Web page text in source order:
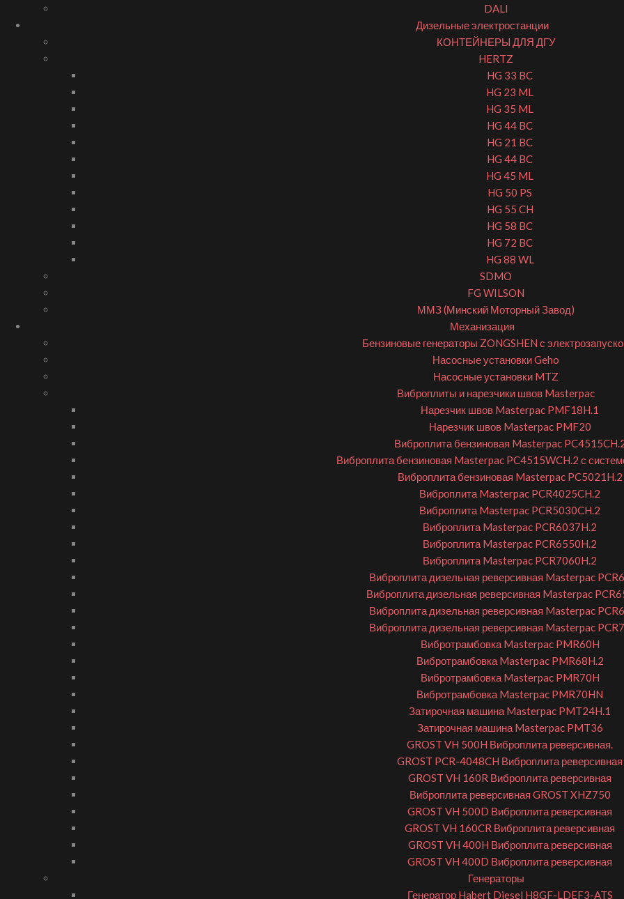
DALI
Дизельные электростанции
КОНТЕЙНЕРЫ ДЛЯ ДГУ
HERTZ
HG 33 BC
HG 23 ML
HG 35 ML
HG 44 BC
HG 21 BC
HG 44 BC
HG 45 ML
HG 50 PS
HG 55 CH
HG 58 BC
HG 72 BC
HG 88 WL
SDMO
FG WILSON
ММЗ (Минский Моторный Завод)
Механизация
Бензиновые генераторы ZONGSHEN с
Насосные установки Geho
Насосные установки MTZ
Виброплиты и нарезчики швов Masterpac
Нарезчик швов Masterpac PMF18H.1
Нарезчик швов Masterpac PMF20
Виброплита бензиновая Masterpac
Виброплита бензиновая Masterpac PC4515WCH.2 с
Виброплита бензиновая Masterpac PC5021H.2
Виброплита Masterpac PCR4025CH.2
Виброплита Masterpac PCR5030CH.2
Виброплита Masterpac PCR6037H.2
Виброплита Masterpac PCR6550H.2
Виброплита Masterpac PCR7060H.2
Виброплита дизельная реверсивная Masterpac
Виброплита дизельная реверсивная Masterpac
Виброплита дизельная реверсивная Masterpac
Виброплита дизельная реверсивная Masterpac
Вибротрамбовка Masterpac PMR60H
Вибротрамбовка Masterpac PMR68H.2
Вибротрамбовка Masterpac PMR70H
Вибротрамбовка Masterpac PMR70HN
Затирочная машина Masterpac PMT24H.1
Затирочная машина Masterpac PMT36
GROST VH 500H Виброплита реверсивная.
GROST PCR-4048CH Виброплита реверсивная
GROST VH 160R Виброплита реверсивная
Виброплита реверсивная GROST XHZ750
GROST VH 500D Виброплита реверсивная
GROST VH 160CR Виброплита реверсивная
GROST VH 400H Виброплита реверсивная
GROST VH 400D Виброплита реверсивная
Генераторы
Генератор Habert Diesel H8GF-LDEF3-ATS